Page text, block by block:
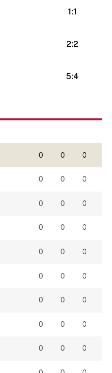
1:1
2:2
5:4
0 0 0
0 0 0
0 0 0
0 0 0
0 0 0
0 0 0
0 0 0
0 0 0
0 0 0